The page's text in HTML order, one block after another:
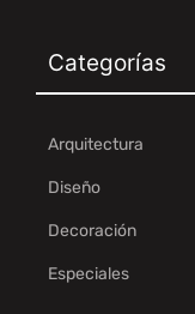
Categorías
Arquitectura
Diseño
Decoración
Especiales